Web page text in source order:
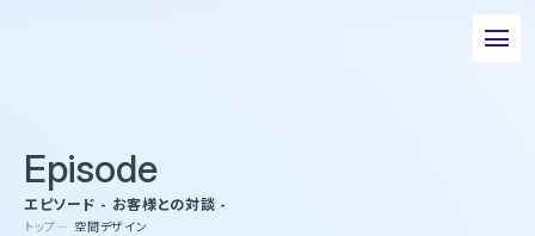
事業について
エピソード
トップ 空間デザイン
Episode
エピソード - お客様との対談 -